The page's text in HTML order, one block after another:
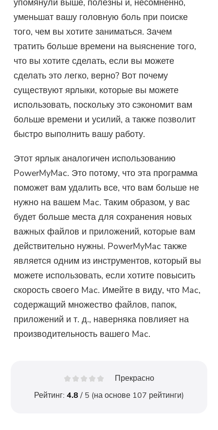
уменьшат вашу головную боль при поиске
того, чем вы хотите заниматься. Зачем
тратить больше времени на выяснение того,
что вы хотите сделать, если вы можете
сделать это легко, верно? Вот почему
существуют ярлыки, которые вы можете
использовать, поскольку это сэкономит вам
больше времени и усилий, а также позволит
быстро выполнить вашу работу.
Этот ярлык аналогичен использованию
PowerMyMac. Это потому, что эта программа
поможет вам удалить все, что вам больше не
нужно на вашем Mac. Таким образом, у вас
будет больше места для сохранения новых
важных файлов и приложений, которые вам
действительно нужны. PowerMyMac также
является одним из инструментов, который вы
можете использовать, если хотите повысить
скорость своего Mac. Имейте в виду, что Mac,
содержащий множество файлов, папок,
приложений и т. д., наверняка повлияет на
производительность вашего Mac.
Прекрасно
Рейтинг: 4.8/ 5 (на основе 107 рейтинги)